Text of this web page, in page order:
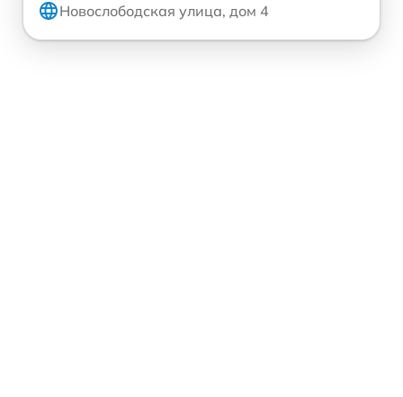
Новослободская улица, дом 4